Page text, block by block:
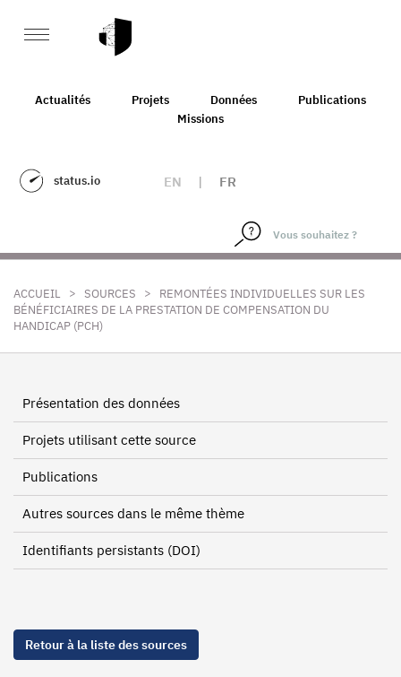
Actualités Projets Données
Publications
Missions
status.io EN | FR
ACCUEIL > SOURCES >
REMONTÉES INDIVIDUELLES SUR LES
BÉNÉFICIAIRES DE LA PRESTATION DE COMPENSATION DU
HANDICAP (PCH)
Présentation des données
Projets utilisant cette source
Publications
Autres sources dans le même thème
Identifiants persistants (DOI)
Retour à la liste des sources